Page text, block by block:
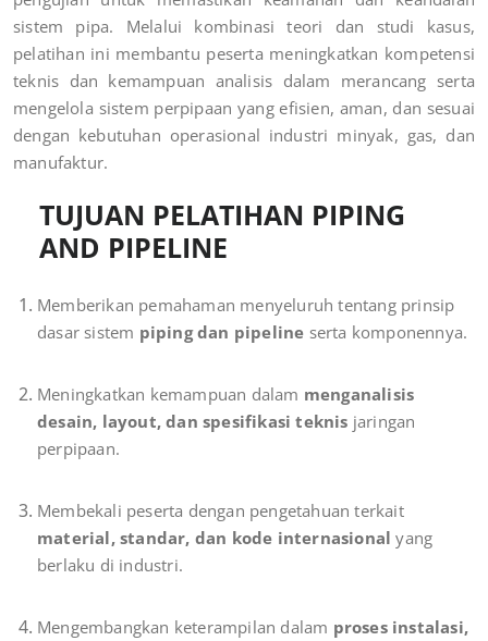
sistem pipa. Melalui kombinasi teori dan studi kasus,
pelatihan ini membantu peserta meningkatkan kompetensi
teknis dan kemampuan analisis dalam merancang serta
mengelola sistem perpipaan yang efisien, aman, dan sesuai
dengan kebutuhan operasional industri minyak, gas, dan
manufaktur.
TUJUAN PELATIHAN PIPING
AND PIPELINE
Memberikan pemahaman menyeluruh tentang prinsip
dasar sistem piping dan pipeline serta komponennya.
Meningkatkan kemampuan dalam menganalisis
desain, layout, dan spesifikasi teknis jaringan
perpipaan.
Membekali peserta dengan pengetahuan terkait
material, standar, dan kode internasional yang
berlaku di industri.
Mengembangkan keterampilan dalam proses instalasi,